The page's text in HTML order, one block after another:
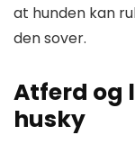
at hunden kan
den sover.
Atferd og
husky